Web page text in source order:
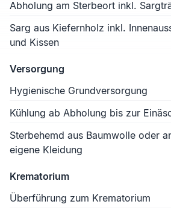
Abholung am Sterbeort inkl.
Sarg aus Kiefernholz inkl.
und Kissen
Versorgung
Hygienische Grundversorgung
Kühlung ab Abholung bis zur
Sterbehemd aus Baumwolle oder
eigene Kleidung
Krematorium
Überführung zum Krematorium